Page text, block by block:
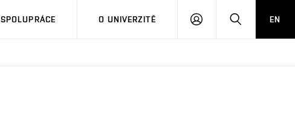
SPOLUPRÁCE O UNIVERZITĚ
PŘIHLÁSIT HLEDATEN